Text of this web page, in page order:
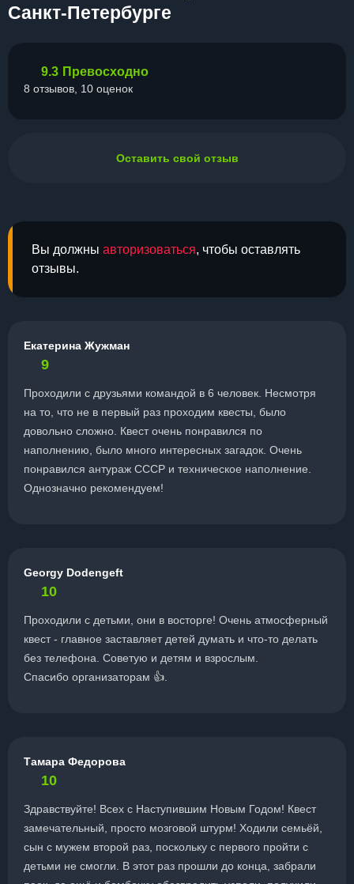
Санкт-Петербурге
Вы должны авторизоваться, чтобы оставлять
отзывы.
Екатерина Жужман
9
Проходили с друзьями командой в 6 человек. Несмотря
на то, что не в первый раз проходим квесты, было
довольно сложно. Квест очень понравился по
наполнению, было много интересных загадок. Очень
понравился антураж СССР и техническое наполнение.
Однозначно рекомендуем!
Georgy Dodengeft
10
Проходили с детьми, они в восторге! Очень атмосферный
квест - главное заставляет детей думать и что-то делать
без телефона. Советую и детям и взрослым.
Спасибо организаторам 👍.
Тамара Федорова
10
Здравствуйте! Всех с Наступившим Новым Годом! Квест
замечательный, просто мозговой штурм! Ходили семьёй,
сын с мужем второй раз, поскольку с первого пройти с
детьми не смогли. В этот раз прошли до конца, забрали
9.3 Превосходно
8 отзывов, 10 оценок
Оставить свой отзыв